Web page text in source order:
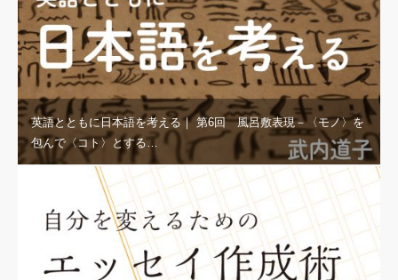
英語とともに日本語を考える｜ 第6回 風呂敷表現－〈モノ〉を
包んで〈コト〉とする…